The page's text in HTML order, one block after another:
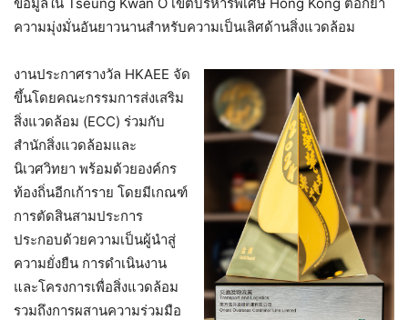
ความมุ่งมั่นอันยาวนานสำหรับความเป็นเลิศด้านสิ่งแวดล้อม
งานประกาศรางวัล HKAEE จัด
ขึ้นโดยคณะกรรมการส่งเสริม
สิ่งแวดล้อม (ECC) ร่วมกับ
สำนักสิ่งแวดล้อมและ
นิเวศวิทยา พร้อมด้วยองค์กร
ท้องถิ่นอีกเก้าราย โดยมีเกณฑ์
การตัดสินสามประการ
ประกอบด้วยความเป็นผู้นำสู่
ความยั่งยืน การดำเนินงาน
และโครงการเพื่อสิ่งแวดล้อม
รวมถึงการผสานความร่วมมือ